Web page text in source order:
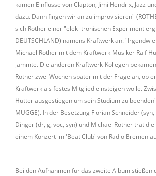
kamen Einflüsse von Clapton, Jimi Hendrix, Jazz
dazu. Dann fingen wir an zu improvisieren"
sich Rother einer "elek- tronischen
DEUTSCHLAND) namens Kraftwerk an.
Michael Rother mit dem Kraftwerk-Musiker Ralf
jammte. Die anderen Kraftwerk-Kollegen
Rother zwei Wochen später mit der Frage an, ob
Kraftwerk als festes Mitglied einsteigen wolle.
Hütter ausgestiegen um sein Studium zu
MUGGE). In der Besetzung Florian Schneider (syn,
Dinger (dr, g, voc, syn) und Michael Rother trat
einem Konzert im 'Beat Club' von Radio Bremen
Bei den Aufnahmen für das zweite Album stießen